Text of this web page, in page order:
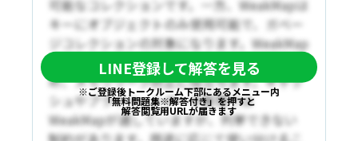
LINE登録して解答を見る
※ご登録後トークルーム下部にあるメニュー内
「無料問題集※解答付き」を押すと
解答閲覧用URLが届きます
可能なコレクションです。一方、WeakMapは
キーにオブジェクトのみ使用可能で、ガベー
ジコレクションの対象になります。WeakMap
は参照がなくなると自動的に解放されるた
め、メモリリーク防止に役立ちます。キャッ
シュやプライベートデータ管理では
WeakMapが適していますが、列挙できない